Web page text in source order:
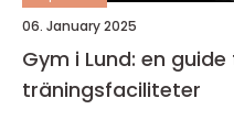
06. January 2025
Gym i Lund: en
träningsfaciliteter